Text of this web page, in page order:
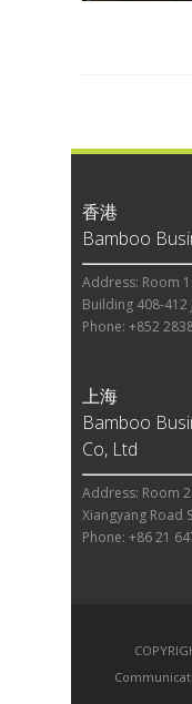
香港
Bamboo
Address: Room
Building 408-412
Phone: +852
上海
Bamboo
Co, Ltd
Address: Room
Xiangyang Road
Phone: +86 21